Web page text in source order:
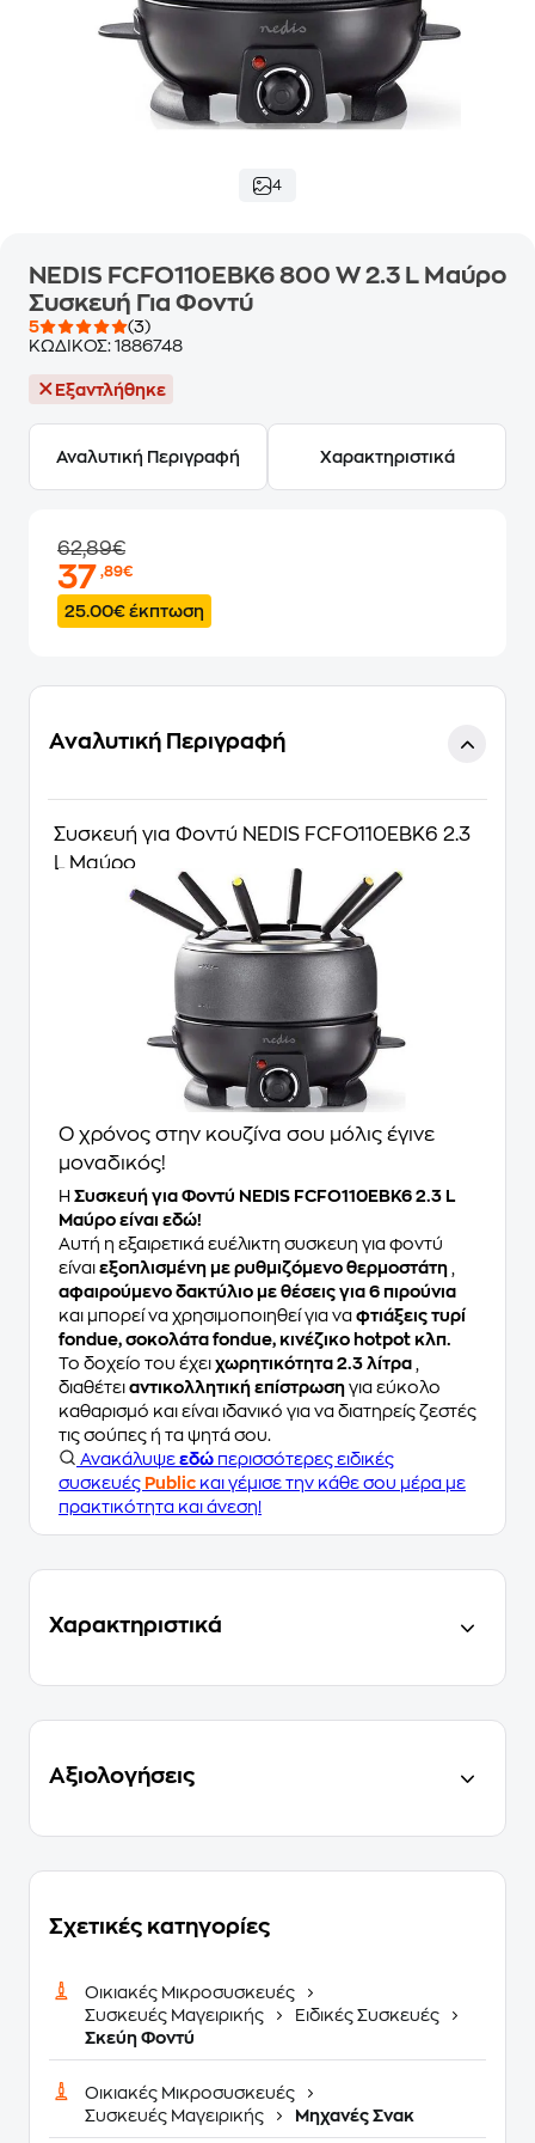
4
NEDIS FCFO110EBK6 800 W 2.3 L Μαύρο
Συσκευή Για Φοντύ
5
(3)
ΚΩΔΙΚΟΣ: 1886748
Εξαντλήθηκε
Αναλυτική Περιγραφή Χαρακτηριστικά
62,89€
37,89€
25.00€ έκπτωση
Αναλυτική Περιγραφή
Συσκευή για Φοντύ NEDIS FCFO110EBK6 2.3
L Μαύρο
Ο χρόνος στην κουζίνα σου μόλις έγινε
μοναδικός!
Η Συσκευή για Φοντύ NEDIS FCFO110EBK6 2.3 L
Μαύρο είναι εδώ!
Αυτή η εξαιρετικά ευέλικτη συσκευη για φοντύ
είναι εξοπλισμένη με ρυθμιζόμενο θερμοστάτη
αφαιρούμενο δακτύλιο με θέσεις για 6 πιρούνια
και μπορεί να χρησιμοποιηθεί για να φτιάξεις τυρί
fondue, σοκολάτα fondue, κινέζικο hotpot κλπ.
Το δοχείο του έχει χωρητικότητα 2.3 λίτρα
διαθέτει αντικολλητική επίστρωση για εύκολο
καθαρισμό και είναι ιδανικό για να διατηρείς ζεστές
τις σούπες ή τα ψητά σου.
Ανακάλυψε εδώ περισσότερες ειδικές
συσκευές Public και γέμισε την κάθε σου μέρα με
πρακτικότητα και άνεση!
Χαρακτηριστικά
Αξιολογήσεις
Σχετικές κατηγορίες
Οικιακές Μικροσυσκευές
Συσκευές Μαγειρικής
Ειδικές Συσκευές
Σκεύη Φοντύ
Οικιακές Μικροσυσκευές
Συσκευές Μαγειρικής
Μηχανές Σνακ